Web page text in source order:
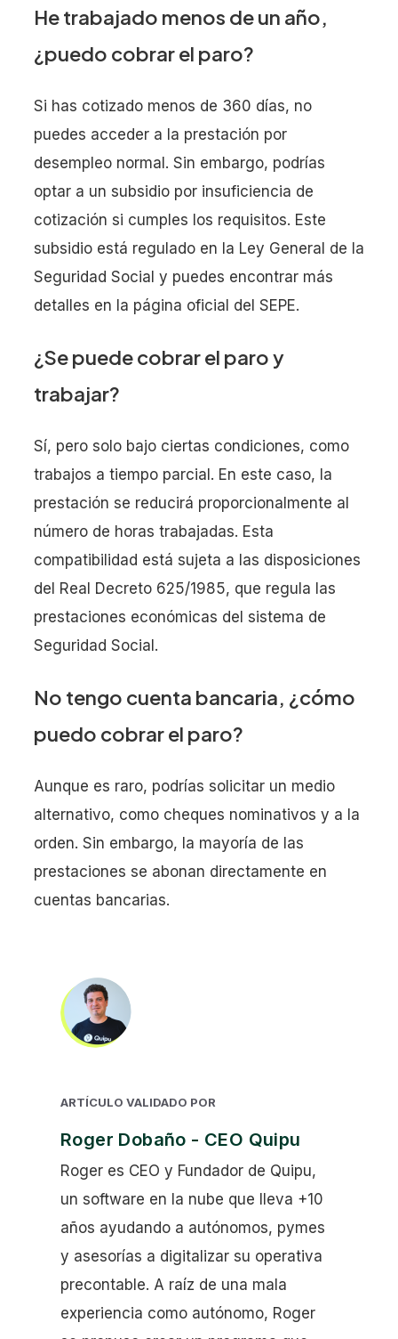
He trabajado menos de un año,
¿puedo cobrar el paro?
Si has cotizado menos de 360 días, no
puedes acceder a la prestación por
desempleo normal. Sin embargo, podrías
optar a un subsidio por insuficiencia de
cotización si cumples los requisitos. Este
subsidio está regulado en la Ley General de la
Seguridad Social y puedes encontrar más
detalles en la página oficial del SEPE.
¿Se puede cobrar el paro y
trabajar?
Sí, pero solo bajo ciertas condiciones, como
trabajos a tiempo parcial. En este caso, la
prestación se reducirá proporcionalmente al
número de horas trabajadas. Esta
compatibilidad está sujeta a las disposiciones
del Real Decreto 625/1985, que regula las
prestaciones económicas del sistema de
Seguridad Social.
No tengo cuenta bancaria, ¿cómo
puedo cobrar el paro?
Aunque es raro, podrías solicitar un medio
alternativo, como cheques nominativos y a la
orden. Sin embargo, la mayoría de las
prestaciones se abonan directamente en
cuentas bancarias.
ARTÍCULO VALIDADO POR
Roger Dobaño - CEO Quipu
Roger es CEO y Fundador de Quipu,
un software en la nube que lleva +10
años ayudando a autónomos, pymes
y asesorías a digitalizar su operativa
precontable. A raíz de una mala
experiencia como autónomo, Roger